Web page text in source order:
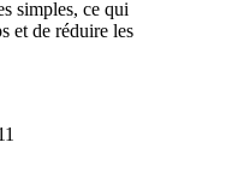
simples, ce qui
et de réduire les